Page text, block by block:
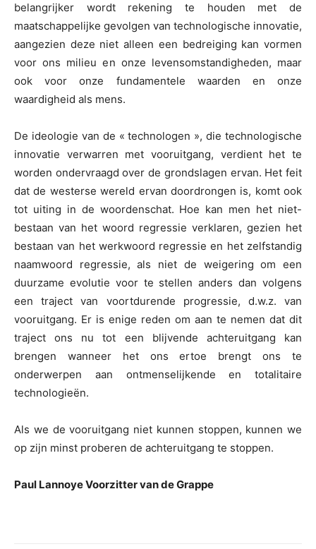
belangrijker wordt rekening te houden met de
maatschappelijke gevolgen van technologische innovatie,
aangezien deze niet alleen een bedreiging kan vormen
voor ons milieu en onze levensomstandigheden, maar
ook voor onze fundamentele waarden en onze
waardigheid als mens.
De ideologie van de « technologen », die technologische
innovatie verwarren met vooruitgang, verdient het te
worden ondervraagd over de grondslagen ervan. Het feit
dat de westerse wereld ervan doordrongen is, komt ook
tot uiting in de woordenschat. Hoe kan men het niet-
bestaan van het woord regressie verklaren, gezien het
bestaan van het werkwoord regressie en het zelfstandig
naamwoord regressie, als niet de weigering om een
duurzame evolutie voor te stellen anders dan volgens
een traject van voortdurende progressie, d.w.z. van
vooruitgang. Er is enige reden om aan te nemen dat dit
traject ons nu tot een blijvende achteruitgang kan
brengen wanneer het ons ertoe brengt ons te
onderwerpen aan ontmenselijkende en totalitaire
technologieën.
Als we de vooruitgang niet kunnen stoppen, kunnen we
op zijn minst proberen de achteruitgang te stoppen.
Paul Lannoye Voorzitter van de Grappe